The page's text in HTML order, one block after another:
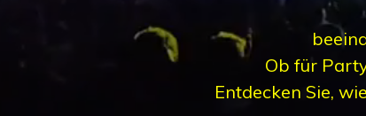
Ob für
Entdecken Sie,